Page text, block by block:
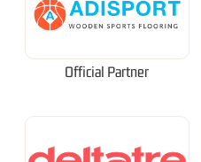
Official Partner